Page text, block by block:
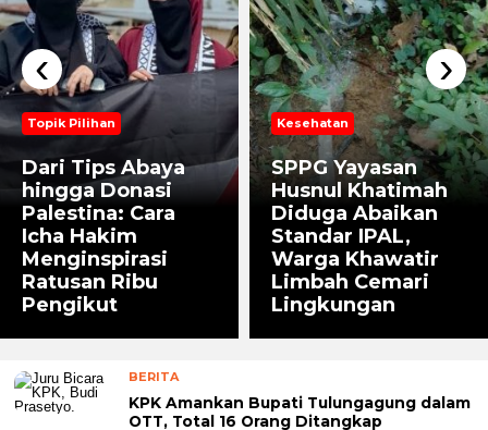
Topik Pilihan
Dari Tips Abaya
hingga Donasi
Palestina: Cara
Icha Hakim
Menginspirasi
Ratusan Ribu
Pengikut
Kesehatan
SPPG Yayasan
Husnul Khatimah
Diduga Abaikan
Standar IPAL,
Warga Khawatir
Limbah Cemari
Lingkungan
‹ ›
BERITA
KPK Amankan Bupati Tulungagung dalam
OTT, Total 16 Orang Ditangkap